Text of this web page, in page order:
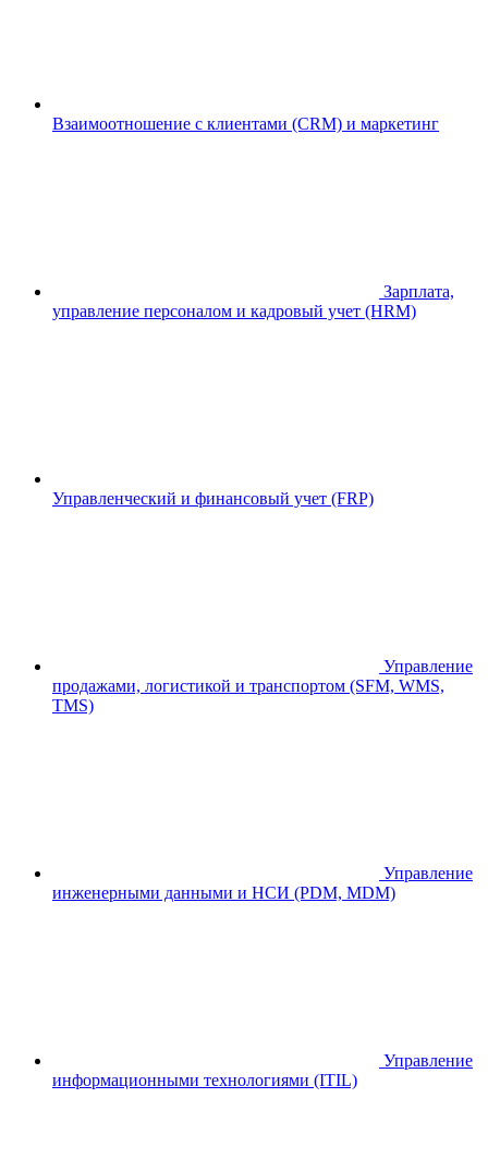
Взаимоотношение с клиентами (CRM) и маркетинг
Зарплата,
управление персоналом и кадровый учет (HRM)
Управленческий и финансовый учет (FRP)
Управление
продажами, логистикой и транспортом (SFM, WMS,
TMS)
Управление
инженерными данными и НСИ (PDM, MDM)
Управление
информационными технологиями (ITIL)